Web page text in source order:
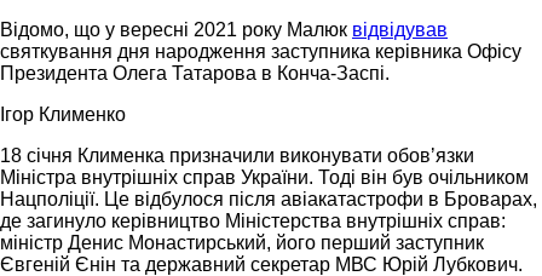
Відомо, що у вересні 2021 року Малюк відвідував
святкування дня народження заступника керівника Офісу
Президента Олега Татарова в Конча-Заспі.
Ігор Клименко
18 січня Клименка призначили виконувати обовʼязки
Міністра внутрішніх справ України. Тоді він був очільником
Нацполіції. Це відбулося після авіакатастрофи в Броварах,
де загинуло керівництво Міністерства внутрішніх справ:
міністр Денис Монастирський, його перший заступник
Євгеній Єнін та державний секретар МВС Юрій Лубкович.